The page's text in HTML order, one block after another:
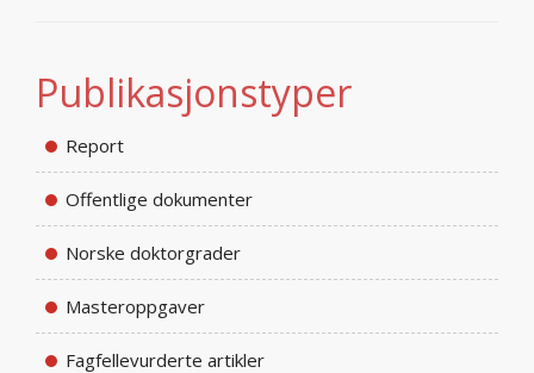
Publikasjonstyper
Report
Offentlige dokumenter
Norske doktorgrader
Masteroppgaver
Fagfellevurderte artikler